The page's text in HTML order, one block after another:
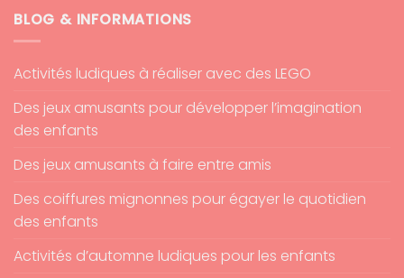
BLOG & INFORMATIONS
Activités ludiques à réaliser avec des LEGO
Des jeux amusants pour développer l’imagination
des enfants
Des jeux amusants à faire entre amis
Des coiffures mignonnes pour égayer le quotidien
des enfants
Activités d’automne ludiques pour les enfants